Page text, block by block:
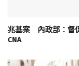
兆基案 內政部：督
CNA